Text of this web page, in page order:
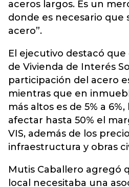
aceros largos. Es un
donde es necesario que
acero”.
El ejecutivo destacó
de Vivienda de Interés
participación del acero
mientras que en
más altos es de 5% a
afectar hasta 50% el
VIS, además de los
infraestructura y obras
Mutis Caballero agregó
local necesitaba una